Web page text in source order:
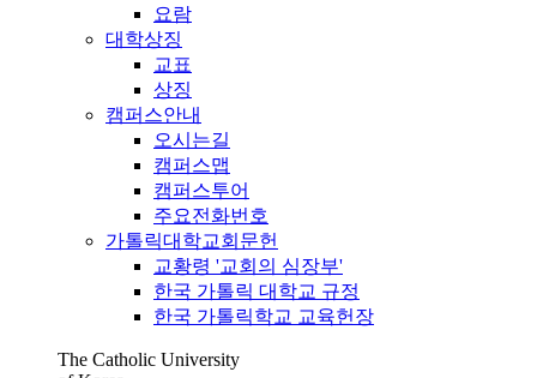
요람
대학상징
교표
상징
캠퍼스안내
오시는길
캠퍼스맵
캠퍼스투어
주요전화번호
가톨릭대학교회문헌
교황령 '교회의 심장부'
한국 가톨릭 대학교 규정
한국 가톨릭학교 교육헌장
The Catholic University